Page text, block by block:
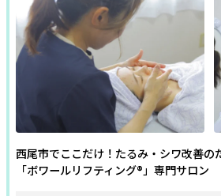
西尾市でここだけ！たるみ・シワ改善の
「ボワールリフティング®」専門サロン